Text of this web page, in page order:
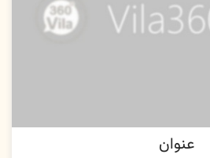
عنوان